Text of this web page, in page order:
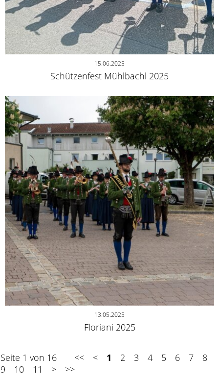
15.06.2025
Schützenfest Mühlbachl 2025
13.05.2025
Floriani 2025
Seite 1 von 16 << < 1 2 3 4 5 6 7
8
9
10 11 > >>